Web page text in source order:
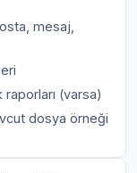
mesaj,
raporları (varsa)
dosya örneği